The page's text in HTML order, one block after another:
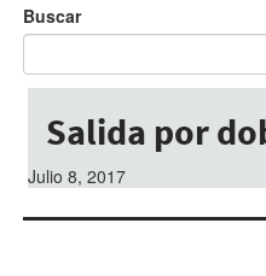
Buscar
Salida por
Julio 8, 2017